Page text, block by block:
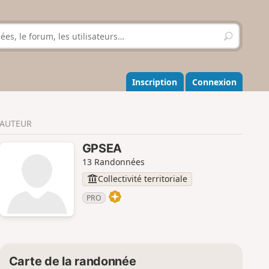
R
e
h
e
r
r
Inscription Connexion
AUTEUR
GPSEA
13 Randonnées
Collectivité territoriale
PRO
Carte de la randonnée